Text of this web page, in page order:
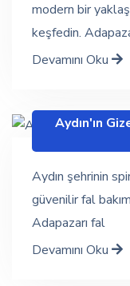
modern bir
keşfedin.
Devamını Oku
Aydın'ın
Aydın şehrinin
güvenilir fal
Adapazarı fal
Devamını Oku